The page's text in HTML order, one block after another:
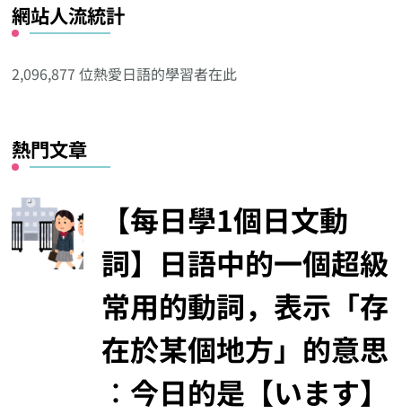
其
他
類
網站人流統計
2,096,877 位熱愛日語的學習者在此
熱門文章
【每日學1個日文動
詞】日語中的一個超級
常用的動詞，表示「存
在於某個地方」的意思
︰今日的是【います】